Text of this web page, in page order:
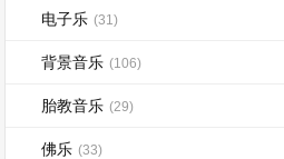
电子乐 (31)
背景音乐 (106)
胎教音乐 (29)
佛乐 (33)